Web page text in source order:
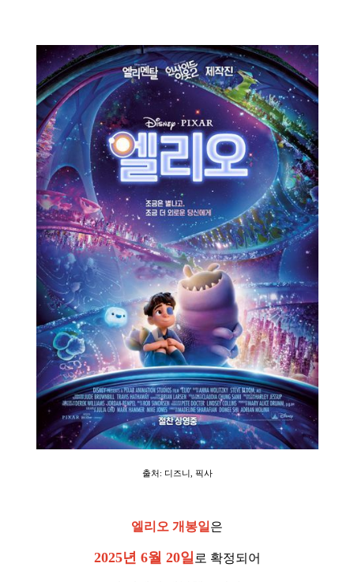
출처: 디즈니, 픽사
엘리오 개봉일 은
2025년 6월 20일 로 확정되어